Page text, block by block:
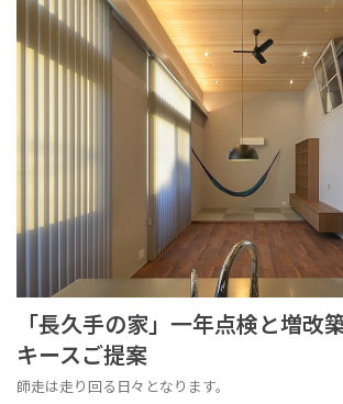
「長久手の家」一年点検と増改
キースご提案
師走は走り回る日々となります。